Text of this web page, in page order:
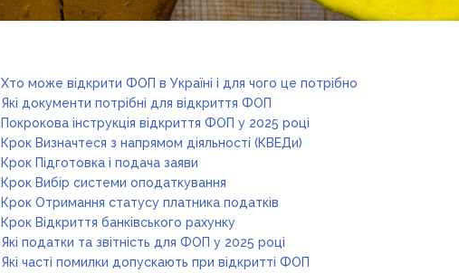
Хто може відкрити ФОП в Україні і для чого це потрібно
Які документи потрібні для відкриття ФОП
Покрокова інструкція відкриття ФОП у 2025 році
Крок Визначтеся з напрямом діяльності (КВЕДи)
Крок Підготовка і подача заяви
Крок Вибір системи оподаткування
Крок Отримання статусу платника податків
Крок Відкриття банківського рахунку
Які податки та звітність для ФОП у 2025 році
Які часті помилки допускають при відкритті ФОП